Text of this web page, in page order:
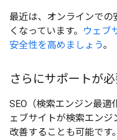
最近は、オンラインでの
くなっています。
ウェブ
安全性を高めましょう。
さらにサポートが必
SEO（検索エンジン最適
ェブサイトが検索エン
改善することも可能です